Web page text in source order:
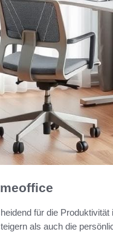
für die
als auch die